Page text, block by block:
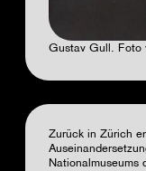
Gustav Gull. Foto
Zurück in Zürich
Nationalmuseums